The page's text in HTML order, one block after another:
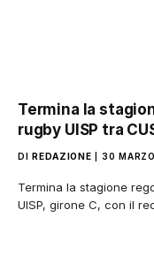
Termina la
rugby UISP tra
DI REDAZIONE 30
Termina la stagione
UISP, girone C, con il